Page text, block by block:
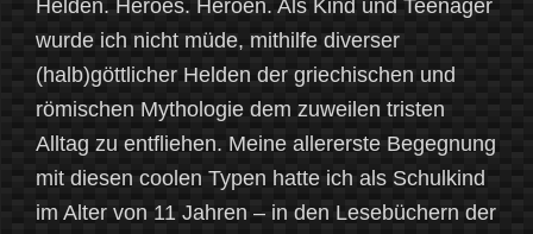
Helden. Heroes. Heroen. Als Kind und Teenager
wurde ich nicht müde, mithilfe diverser
(halb)göttlicher Helden der griechischen und
römischen Mythologie dem zuweilen tristen
Alltag zu entfliehen. Meine allererste Begegnung
mit diesen coolen Typen hatte ich als Schulkind
im Alter von 11 Jahren – in den Lesebüchern der